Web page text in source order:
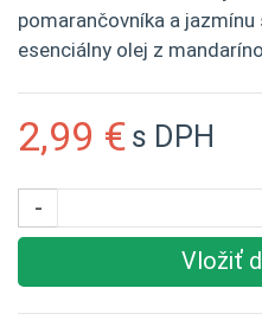
pomarančovníka a
esenciálny olej z
2,99 € s DPH
-
Vložiť